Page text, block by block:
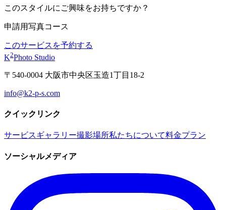
このスタイルにご興味をお持ちですか？
申請用写真コース
このサービスを予約する
K2Photo Studio
〒540-0004 大阪市中央区玉造1丁目18-2
info@k2-p-s.com
クイックリンク
サービスギャラリー撮影場所私たちについて料金プラン
ソーシャルメディア